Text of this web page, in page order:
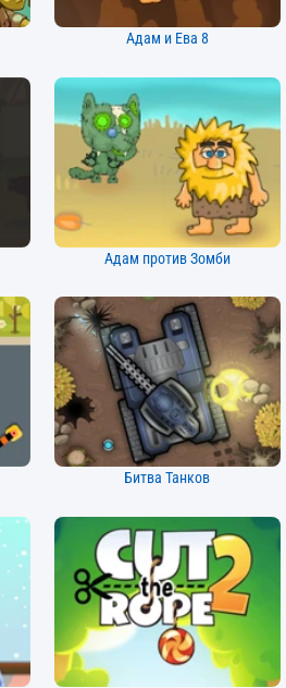
Адам и Ева 8
Адам против Зомби
Битва Танков